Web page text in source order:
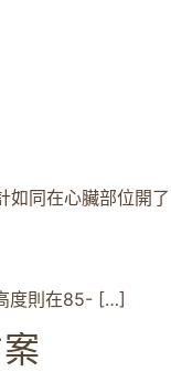
如同在心臟部位開
度則在85- […]